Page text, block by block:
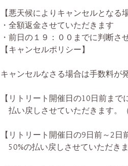
【悪天候によりキャンセルとなる
・全額返金させていただきます
・前日の１９：００までに判断さ
【キャンセルポリシー】
キャンセルなさる場合は手数料が
【リトリート開催日の10日前まで
払い戻しさせていただきます。
【リトリート開催日の9日前～2日
50%の払い戻しさせていただき